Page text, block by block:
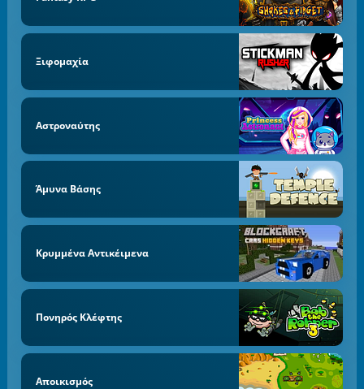
Ξιφομαχία
Αστροναύτης
Άμυνα Βάσης
Κρυμμένα Αντικέιμενα
Πονηρός Κλέφτης
Αποικισμός